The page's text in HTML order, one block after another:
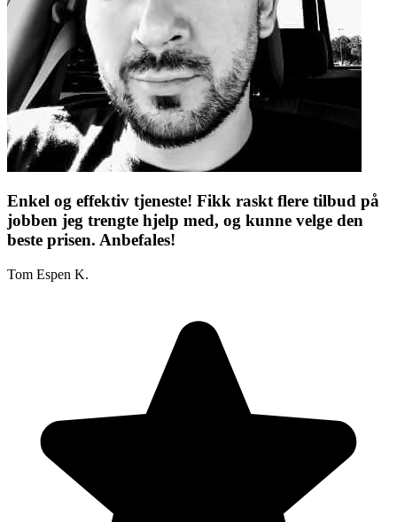
Enkel og effektiv tjeneste! Fikk raskt flere tilbud på
jobben jeg trengte hjelp med, og kunne velge den
beste prisen. Anbefales!
Tom Espen K.